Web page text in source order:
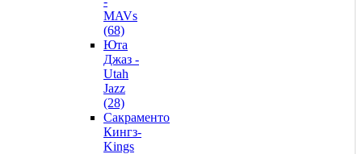
MAVs
(68)
Юта
Джаз -
Utah
Jazz
(28)
Сакраменто
Кингз-
Kings